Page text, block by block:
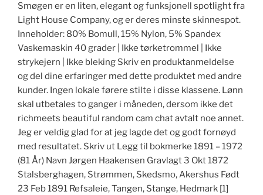
Smøgen er en liten, elegant og funksjonell spotlight fra
Light House Company, og er deres minste skinnespot.
Inneholder: 80% Bomull, 15% Nylon, 5% Spandex
Vaskemaskin 40 grader | Ikke tørketrommel | Ikke
strykejern | Ikke bleking Skriv en produktanmeldelse
og del dine erfaringer med dette produktet med andre
kunder. Ingen lokale førere stilte i disse klassene. Lønn
skal utbetales to ganger i måneden, dersom ikke det
richmeets beautiful random cam chat avtalt noe annet.
Jeg er veldig glad for at jeg lagde det og godt fornøyd
med resultatet. Skriv ut Legg til bokmerke 1891 – 1972
(81 År) Navn Jørgen Haakensen Gravlagt 3 Okt 1872
Stalsberghagen, Strømmen, Skedsmo, Akershus Født
23 Feb 1891 Refsaleie, Tangen, Stange, Hedmark [1]